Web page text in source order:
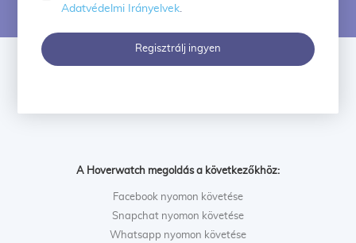
Adatvédelmi Irányelvek.
Regisztrálj ingyen
A Hoverwatch megoldás a következőkhöz:
Facebook nyomon követése
Snapchat nyomon követése
Whatsapp nyomon követése